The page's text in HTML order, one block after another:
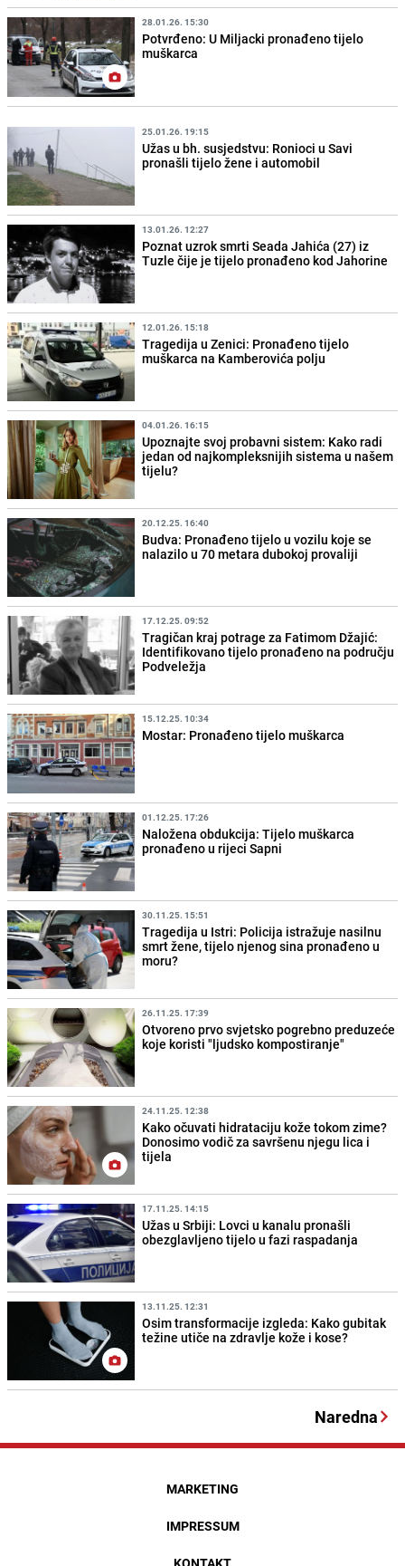
28.01.26. 15:30
Potvrđeno: U Miljacki pronađeno tijelo
muškarca
25.01.26. 19:15
Užas u bh. susjedstvu: Ronioci u Savi
pronašli tijelo žene i automobil
13.01.26. 12:27
Poznat uzrok smrti Seada Jahića (27) iz
Tuzle čije je tijelo pronađeno kod Jahorine
12.01.26. 15:18
Tragedija u Zenici: Pronađeno tijelo
muškarca na Kamberovića polju
04.01.26. 16:15
Upoznajte svoj probavni sistem: Kako radi
jedan od najkompleksnijih sistema u našem
tijelu?
20.12.25. 16:40
Budva: Pronađeno tijelo u vozilu koje se
nalazilo u 70 metara dubokoj provaliji
17.12.25. 09:52
Tragičan kraj potrage za Fatimom Džajić:
Identifikovano tijelo pronađeno na području
Podveležja
15.12.25. 10:34
Mostar: Pronađeno tijelo muškarca
01.12.25. 17:26
Naložena obdukcija: Tijelo muškarca
pronađeno u rijeci Sapni
30.11.25. 15:51
Tragedija u Istri: Policija istražuje nasilnu
smrt žene, tijelo njenog sina pronađeno u
moru?
26.11.25. 17:39
Otvoreno prvo svjetsko pogrebno preduzeće
koje koristi "ljudsko kompostiranje"
24.11.25. 12:38
Kako očuvati hidrataciju kože tokom zime?
Donosimo vodič za savršenu njegu lica i
tijela
17.11.25. 14:15
Užas u Srbiji: Lovci u kanalu pronašli
obezglavljeno tijelo u fazi raspadanja
13.11.25. 12:31
Osim transformacije izgleda: Kako gubitak
težine utiče na zdravlje kože i kose?
Naredna
MARKETING
IMPRESSUM